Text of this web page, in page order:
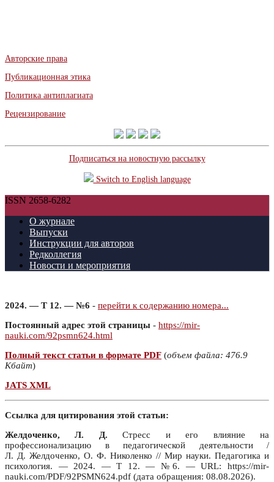
Авторские права
Публикационная этика
Политика антиплагиата
Рецензирование
Подписаться на новостную рассылку
Switch to English language
ISSN 2658-6282
О журнале
Выпуски
Инструкции для авторов
Редколлегия
Новости и мероприятия
2024. — Т 12. — №6 - перейти к содержанию номера...
Постоянный адрес этой страницы - https://mir-
nauki.com/92psmn624.html
Полный текст статьи в формате PDF (объем файла: 476.9
Кбайт)
JATS XML
Ссылка для цитирования этой статьи:
Желдоченко, Л. Д. Стресс и его влияние на
профессионализацию в педагогической деятельности /
Л. Д. Желдоченко, О. Ф. Николенко // Мир науки. Педагогика и
психология. — 2024. — Т 12. — №6. — URL: https://mir-
nauki.com/PDF/92PSMN624.pdf (дата обращения: 08.08.2026).